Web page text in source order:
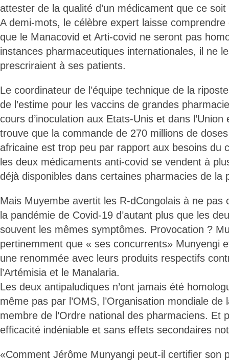
attester de la qualité d’un médicament que ce
A demi-mots, le célèbre expert laisse comprendre
que le Manacovid et Arti-covid ne seront pas
instances pharmaceutiques internationales, il ne
prescriraient à ses patients.
Le coordinateur de l’équipe technique de la
de l’estime pour les vaccins de grandes
cours d’inoculation aux Etats-Unis et dans
trouve que la commande de 270 millions de doses
africaine est trop peu par rapport aux besoins du
les deux médicaments anti-covid se vendent à
déjà disponibles dans certaines pharmacies de la
Mais Muyembe avertit les R-dCongolais à ne pas
la pandémie de Covid-19 d’autant plus que les
souvent les mêmes symptômes. Provocation ?
pertinemment que « ses concurrents» Munyengi
une renommée avec leurs produits respectifs
l’Artémisia et le Manalaria.
Les deux antipaludiques n’ont jamais été
même pas par l’OMS, l’Organisation mondiale
membre de l’Ordre national des pharmaciens. Et
efficacité indéniable et sans effets secondaires
«Comment Jérôme Munyangi peut-il certifier son